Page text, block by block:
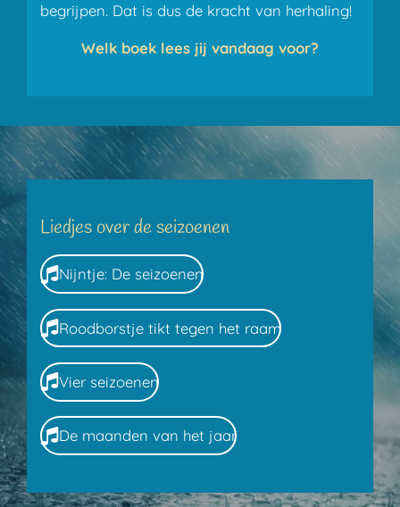
begrijpen. Dat is dus de kracht van herhaling!
Welk boek lees jij vandaag voor?
Liedjes over de seizoenen
Nijntje: De seizoenen
Roodborstje tikt tegen het raam
Vier seizoenen
De maanden van het jaar